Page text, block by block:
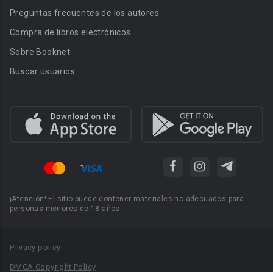
Preguntas frecuentes de los autores
Compra de libros electrónicos
Sobre Booknet
Buscar usuarios
¡Atención! El sitio puede contener materiales no adecuados para
personas menores de 18 años.
Privacy policy
DMCA Copyright Policy